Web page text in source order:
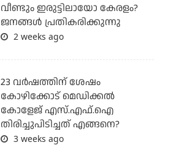
വീണ്ടും ഇരുട്ടിലായോ കേരളം?
ജനങ്ങൾ പ്രതികരിക്കുന്നു
2 weeks ago
23 വർഷത്തിന് ശേഷം
കോഴിക്കോട് മെഡിക്കൽ
കോളേജ് എസ്.എഫ്.ഐ
തിരിച്ചുപിടിച്ചത് എങ്ങനെ?
3 weeks ago